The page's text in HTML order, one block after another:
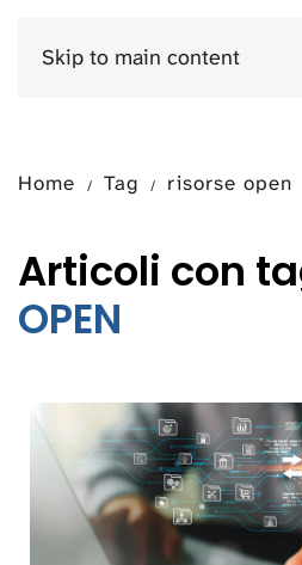
Skip to main content
Home Tag risorse open
Articoli con
OPEN